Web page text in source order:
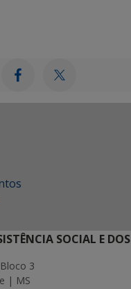
SOCIAL E
3
| MS